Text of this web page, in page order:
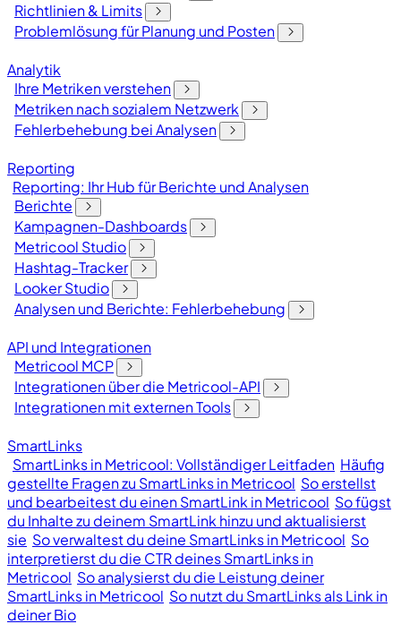
Richtlinien & Limits
Problemlösung für Planung und Posten
Analytik
Ihre Metriken verstehen
Metriken nach sozialem Netzwerk
Fehlerbehebung bei Analysen
Reporting
Reporting: Ihr Hub für Berichte und Analysen
Berichte
Kampagnen-Dashboards
Metricool Studio
Hashtag-Tracker
Looker Studio
Analysen und Berichte: Fehlerbehebung
API und Integrationen
Metricool MCP
Integrationen über die Metricool-API
Integrationen mit externen Tools
SmartLinks
SmartLinks in Metricool: Vollständiger Leitfaden Häufig
gestellte Fragen zu SmartLinks in Metricool So erstellst
und bearbeitest du einen SmartLink in Metricool So fügst
du Inhalte zu deinem SmartLink hinzu und aktualisierst
sie So verwaltest du deine SmartLinks in Metricool So
interpretierst du die CTR deines SmartLinks in
Metricool So analysierst du die Leistung deiner
SmartLinks in Metricool So nutzt du SmartLinks als Link in
deiner Bio